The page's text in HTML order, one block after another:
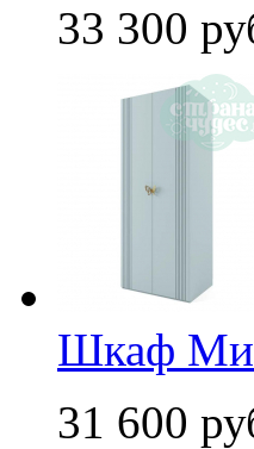
33 300
Шкаф
31 600